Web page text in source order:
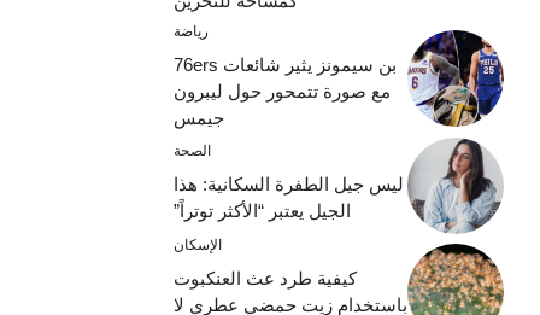
رياضة
بن سيمونز يثير شائعات 76ers
مع صورة تتمحور حول ليبرون
جيمس
الصحة
ليس جيل الطفرة السكانية: هذا
الجيل يعتبر “الأكثر توتراً”
الإسكان
كيفية طرد عث العنكبوت
باستخدام زيت حمضي عطري لا